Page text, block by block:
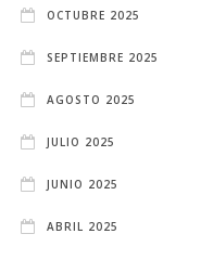
OCTUBRE 2025
SEPTIEMBRE 2025
AGOSTO 2025
JULIO 2025
JUNIO 2025
ABRIL 2025